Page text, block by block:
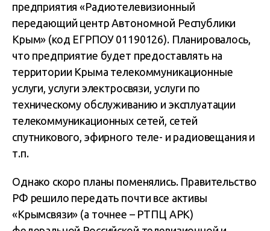
предприятия «Радиотелевизионный
передающий центр Автономной Республики
Крым» (код ЕГРПОУ 01190126). Планировалось,
что предприятие будет предоставлять на
территории Крыма телекоммуникационные
услуги, услуги электросвязи, услуги по
техническому обслуживанию и эксплуатации
телекоммуникационных сетей, сетей
спутникового, эфирного теле- и радиовещания и
т.п.
Однако скоро планы поменялись. Правительство
РФ решило передать почти все активы
«Крымсвязи» (а точнее – РТПЦ АРК)